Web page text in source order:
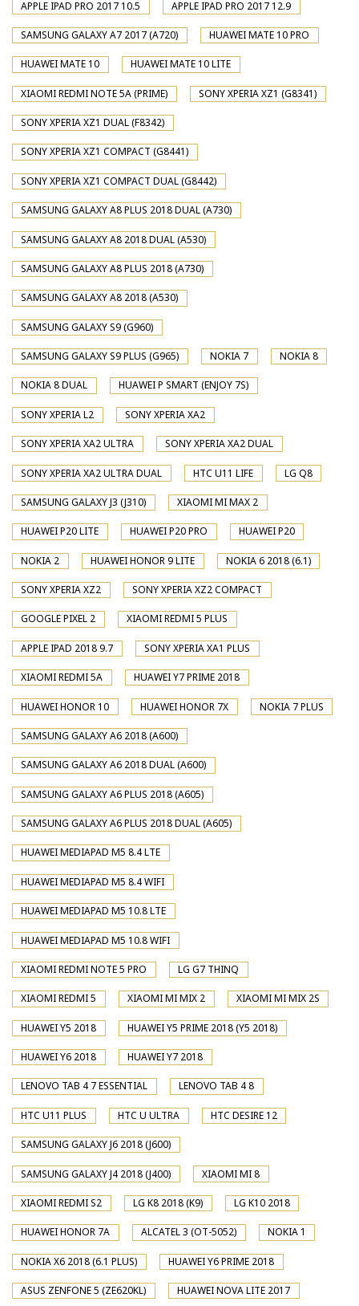
APPLE IPAD PRO 2017 10.5 APPLE IPAD PRO 2017 12.9
SAMSUNG GALAXY A7 2017 (A720) HUAWEI MATE 10 PRO
HUAWEI MATE 10 HUAWEI MATE 10 LITE
XIAOMI REDMI NOTE 5A (PRIME) SONY XPERIA XZ1 (G8341)
SONY XPERIA XZ1 DUAL (F8342)
SONY XPERIA XZ1 COMPACT (G8441)
SONY XPERIA XZ1 COMPACT DUAL (G8442)
SAMSUNG GALAXY A8 PLUS 2018 DUAL (A730)
SAMSUNG GALAXY A8 2018 DUAL (A530)
SAMSUNG GALAXY A8 PLUS 2018 (A730)
SAMSUNG GALAXY A8 2018 (A530)
SAMSUNG GALAXY S9 (G960)
SAMSUNG GALAXY S9 PLUS (G965) NOKIA 7 NOKIA 8
NOKIA 8 DUAL HUAWEI P SMART (ENJOY 7S)
SONY XPERIA L2 SONY XPERIA XA2
SONY XPERIA XA2 ULTRA SONY XPERIA XA2 DUAL
SONY XPERIA XA2 ULTRA DUAL HTC U11 LIFE LG Q8
SAMSUNG GALAXY J3 (J310) XIAOMI MI MAX 2
HUAWEI P20 LITE HUAWEI P20 PRO HUAWEI P20
NOKIA 2 HUAWEI HONOR 9 LITE NOKIA 6 2018 (6.1)
SONY XPERIA XZ2 SONY XPERIA XZ2 COMPACT
GOOGLE PIXEL 2 XIAOMI REDMI 5 PLUS
APPLE IPAD 2018 9.7 SONY XPERIA XA1 PLUS
XIAOMI REDMI 5A HUAWEI Y7 PRIME 2018
HUAWEI HONOR 10 HUAWEI HONOR 7X NOKIA 7 PLUS
SAMSUNG GALAXY A6 2018 (A600)
SAMSUNG GALAXY A6 2018 DUAL (A600)
SAMSUNG GALAXY A6 PLUS 2018 (A605)
SAMSUNG GALAXY A6 PLUS 2018 DUAL (A605)
HUAWEI MEDIAPAD M5 8.4 LTE
HUAWEI MEDIAPAD M5 8.4 WIFI
HUAWEI MEDIAPAD M5 10.8 LTE
HUAWEI MEDIAPAD M5 10.8 WIFI
XIAOMI REDMI NOTE 5 PRO LG G7 THINQ
XIAOMI REDMI 5 XIAOMI MI MIX 2 XIAOMI MI MIX 2S
HUAWEI Y5 2018 HUAWEI Y5 PRIME 2018 (Y5 2018)
HUAWEI Y6 2018 HUAWEI Y7 2018
LENOVO TAB 4 7 ESSENTIAL LENOVO TAB 4 8
HTC U11 PLUS HTC U ULTRA HTC DESIRE 12
SAMSUNG GALAXY J6 2018 (J600)
SAMSUNG GALAXY J4 2018 (J400) XIAOMI MI 8
XIAOMI REDMI S2 LG K8 2018 (K9) LG K10 2018
HUAWEI HONOR 7A ALCATEL 3 (OT-5052) NOKIA 1
NOKIA X6 2018 (6.1 PLUS) HUAWEI Y6 PRIME 2018
ASUS ZENFONE 5 (ZE620KL) HUAWEI NOVA LITE 2017